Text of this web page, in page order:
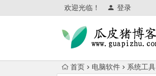
欢迎光临！ 登录
首页 电脑软件 系统工具